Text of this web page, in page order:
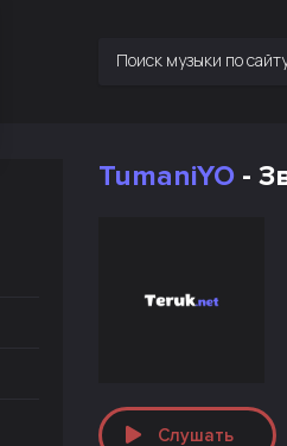
TumaniYO -
Слушать